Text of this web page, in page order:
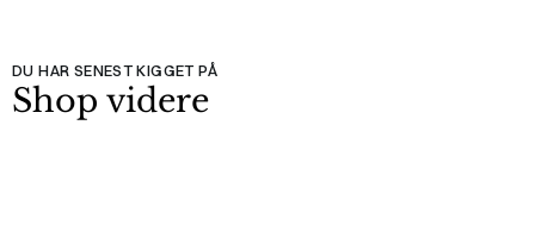
DU HAR SENEST KIGGET PÅ
Shop videre